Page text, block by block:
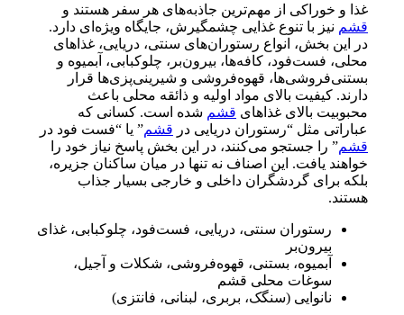
غذا و خوراکی از مهم‌ترین جاذبه‌های هر سفر هستند و
قشم نیز با تنوع غذایی چشمگیرش، جایگاه ویژه‌ای دارد.
در این بخش، انواع رستوران‌های سنتی، دریایی، غذاهای
محلی، فست‌فود، کافه‌ها، بیرون‌بر، چلوکبابی، آبمیوه و
بستنی‌فروشی‌ها، قهوه‌فروشی و شیرینی‌پزی‌ها قرار
دارند. کیفیت بالای مواد اولیه و ذائقه محلی باعث
محبوبیت بالای غذاهای قشم شده است. کسانی که
عباراتی مثل “رستوران دریایی در قشم” یا “فست فود در
قشم” را جستجو می‌کنند، در این بخش پاسخ نیاز خود را
خواهند یافت. این اصناف نه تنها در میان ساکنان جزیره،
بلکه برای گردشگران داخلی و خارجی بسیار جذاب
هستند.
رستوران سنتی، دریایی، فست‌فود، چلوکبابی، غذای
بیرون‌بر
آبمیوه، بستنی، قهوه‌فروشی، شکلات و آجیل،
سوغات محلی قشم
نانوایی (سنگک، بربری، لبنانی، فانتزی)